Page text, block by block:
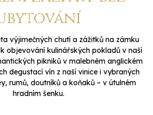
výjimečných chutí a zážitků na zámku
objevování kulinářských pokladů v naší
pikniků v malebném anglickém
degustací vín z naší vinice i vybraných
rumů, doutníků a koňaků – v útulném
hradním šenku.